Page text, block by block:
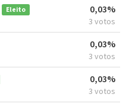
Eleito 0,03%
3 votos
0,03%
3 votos
0,03%
3 votos